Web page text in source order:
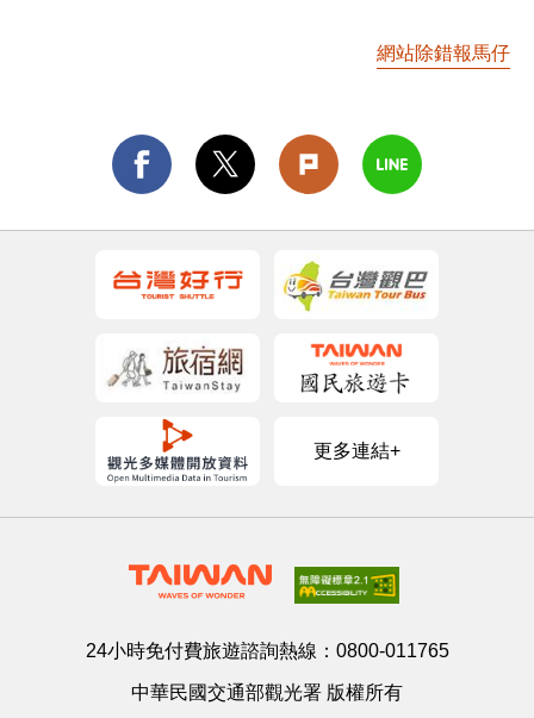
網站除錯報馬仔
更多連結+
24小時免付費旅遊諮詢熱線： 0800-011765
中華民國交通部觀光署 版權所有